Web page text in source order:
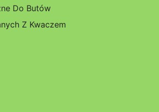
Do Butów
Z Kwaczem